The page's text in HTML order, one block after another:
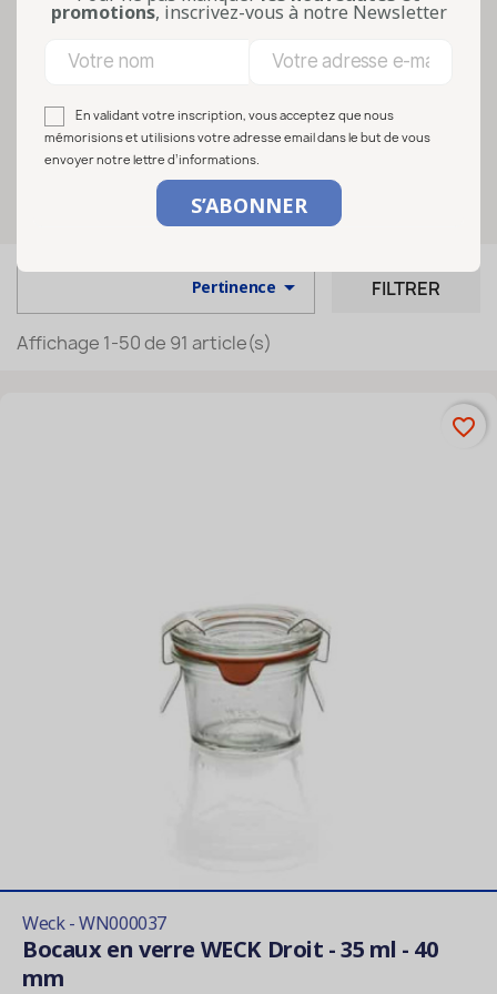
adapté est essentiel pour sublimer vos
produits tout en garantissant une
vous soyez un profes...
Lire la suite
Sélectionnez vos options
Pertinence  FILTRER
Affichage 1-50 de 91 article(s)
Weck - WN000037
Bocaux en verre WECK Droit - 35 ml - 40
mm
favorite_border
promotions, inscrivez-vous à notre Newsletter
En validant votre inscription, vous acceptez que nous
mémorisions et utilisions votre adresse email dans le but de vous
envoyer notre lettre d’informations.